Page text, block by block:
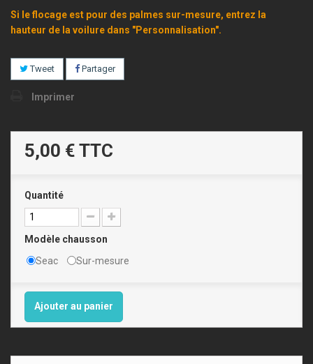
Si le flocage est pour des palmes sur-mesure, entrez la
hauteur de la voilure dans "Personnalisation".
Tweet Partager
Imprimer
5,00 € TTC
Quantité
Modèle chausson
Seac
Sur-mesure
Ajouter au panier